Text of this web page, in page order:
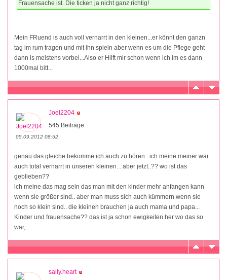
Frauensache ist. Die ticken ja nicht ganz richtig!
Mein FRuend is auch voll vernarrt in den kleinen...er könnt den ganzn
tag im rum tragen und mit ihn spieln aber wenn es um die Pflege geht
dann is meistens vorbei...Also er Hilft mir schon wenn ich im es dann
1000mal bitt...
Joel2204
545 Beiträge
05.09.2012 08:52
genau das gleiche bekomme ich auch zu hören.. ich meine meiner war
auch total vernarrt in unseren kleinen... aber jetzt..?? wo ist das
geblieben??
ich meine das mag sein das man mit den kinder mehr anfangen kann
wenn sie größer sind.. aber man muss sich auch kümmern wenn sie
noch so klein sind.. die kleinen brauchen ja auch mama und papa...
Kinder und frauensache?? das ist ja schon ewigkeiten her wo das so
war,..
sally.heart